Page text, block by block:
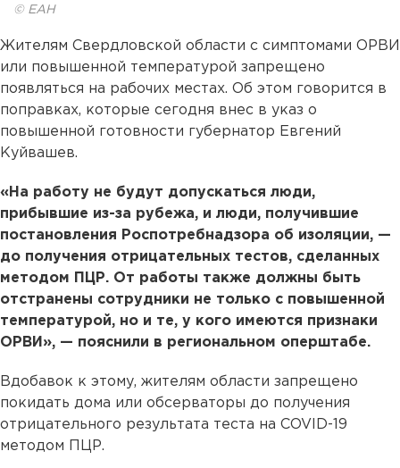
© ЕАН
Жителям Свердловской области с симптомами ОРВИ
или повышенной температурой запрещено
появляться на рабочих местах. Об этом говорится в
поправках, которые сегодня внес в указ о
повышенной готовности губернатор Евгений
Куйвашев.
«На работу не будут допускаться люди,
прибывшие из-за рубежа, и люди, получившие
постановления Роспотребнадзора об изоляции, —
до получения отрицательных тестов, сделанных
методом ПЦР. От работы также должны быть
отстранены сотрудники не только с повышенной
температурой, но и те, у кого имеются признаки
ОРВИ», — пояснили в региональном оперштабе.
Вдобавок к этому, жителям области запрещено
покидать дома или обсерваторы до получения
отрицательного результата теста на COVID-19
методом ПЦР.